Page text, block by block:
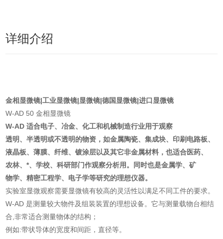
详细介绍
金相显微镜|工业显微镜|显微镜|德国显微镜|进口显微镜
W-AD 50 金相显微镜
W-AD 适合电子、冶金、化工和机械制造行业用于观察
透明、半透明或不透明的物资，如金属陶瓷、集成块、印刷电路板、
液晶板、薄膜、纤维、镀涂层以及其它非金属材料，也适合医药、
农林、*、学校、科研部门作观察分析用。同时也是金属学、矿
物学、精密工程学、电子学等研究的理想仪器。
实验室显微观察需要显微镜有较高的灵活性以满足不同工件的要求。
W-AD 是测量较大物件及组装装置的理想设备。它与测量载物台相结
合,非常适合测量物体的结构；
例如:带状导体的宽度和间距，直径等。